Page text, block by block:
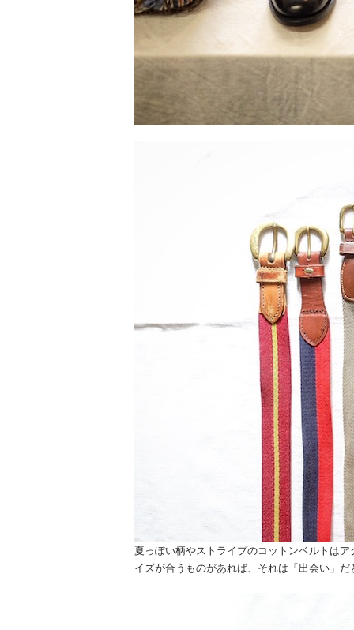
夏っぽい柄やストライプのコットンベルトは
イズが合うものがあれば、それは「出会い」だ